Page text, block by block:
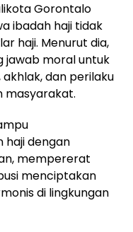
Gorontalo
ibadah haji tidak
haji. Menurut dia,
jawab moral untuk
dan perilaku
masyarakat.
dengan
mempererat
menciptakan
di lingkungan